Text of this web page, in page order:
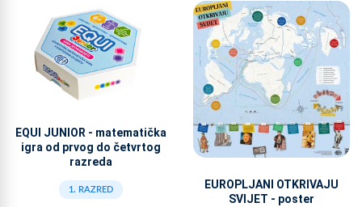
EQUI JUNIOR - matematička
igra od prvog do četvrtog
razreda
1. RAZRED
EUROPLJANI OTKRIVAJU
SVIJET - poster